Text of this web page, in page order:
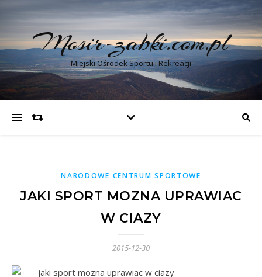
Mosir-zabki.com.pl
Miejski Ośrodek Sportu i Rekreacji
NARODOWE CENTRUM SPORTOWE
JAKI SPORT MOZNA UPRAWIAC
W CIAZY
2015-12-30